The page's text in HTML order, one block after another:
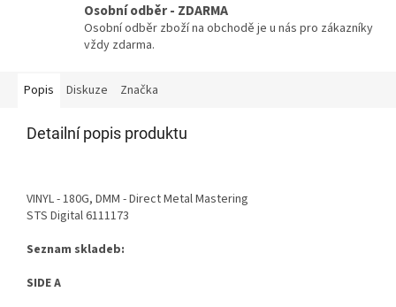
Osobní odběr - ZDARMA
Osobní odběr zboží na obchodě je u nás pro zákazníky
vždy zdarma.
Popis Diskuze Značka
Detailní popis produktu
VINYL - 180G, DMM - Direct Metal Mastering
STS Digital 6111173
Seznam skladeb:
SIDE A